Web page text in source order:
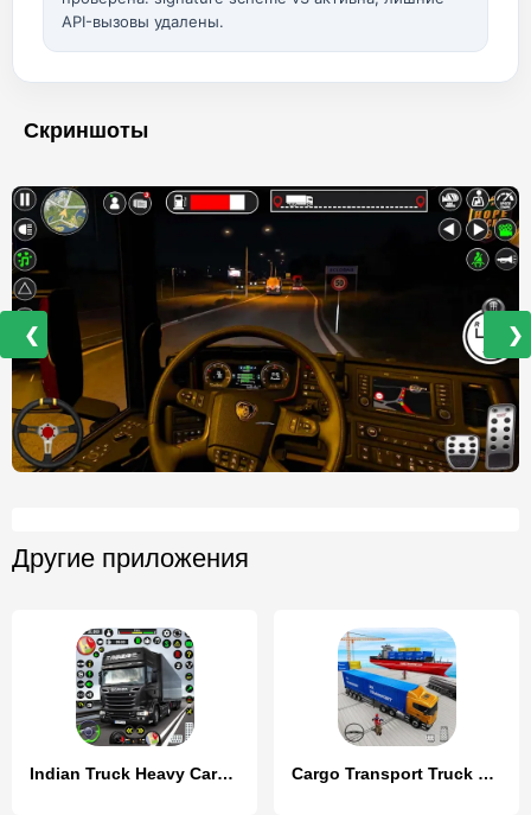
API-вызовы удалены.
Скриншоты
❮ ❯
Другие приложения
Indian Truck Heavy Cargo Duty Cargo Transport Truck Driving